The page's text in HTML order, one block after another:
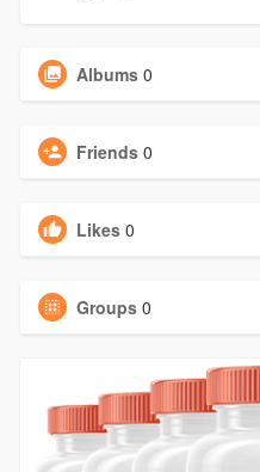
Albums 0
Friends 0
Likes 0
Groups 0